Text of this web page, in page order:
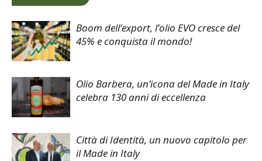
Boom dell’export, l’olio EVO cresce del
45% e conquista il mondo!
Olio Barbera, un’icona del Made in Italy
celebra 130 anni di eccellenza
Città di Identità, un nuovo capitolo per
il Made in Italy